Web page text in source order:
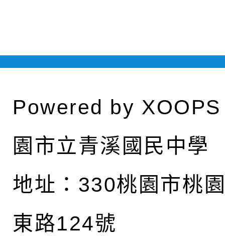
Powered by XOOPS
園市立青溪國民中學
地址： 330桃園市桃
東路124號